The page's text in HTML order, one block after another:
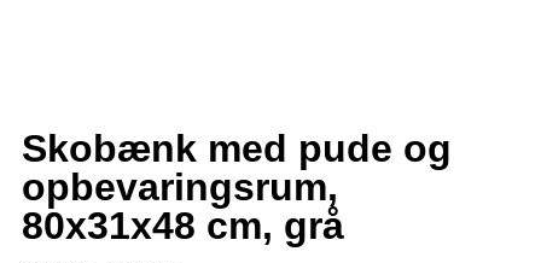
Skobænk med pude og
opbevaringsrum,
80x31x48 cm, grå